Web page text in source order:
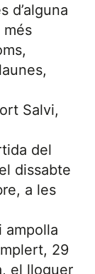
d’alguna
més
Salvi,
del
dissabte
a les
ampolla
29
el lloguer